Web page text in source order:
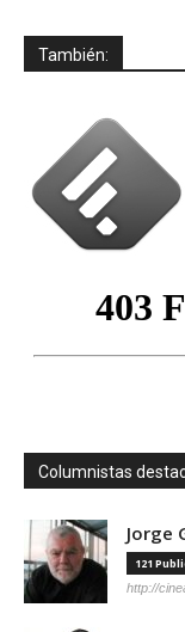
También:
Columnistas
Jorge
121
http://